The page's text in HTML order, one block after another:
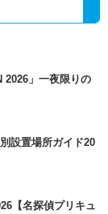
2026」一夜限りの
設置場所ガイド20
【名探偵プリキュ